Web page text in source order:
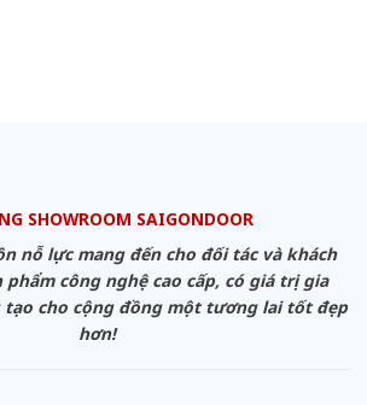
SHOWROOM SAIGONDOOR
nỗ lực mang đến cho đối tác và khách
công nghệ cao cấp, có giá trị gia
tạo cho cộng đồng một tương lai tốt đẹp
hơn!